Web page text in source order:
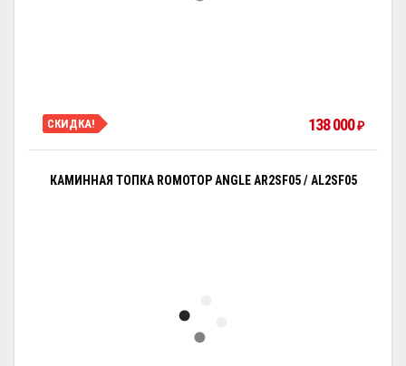
СКИДКА! 138 000 ₽
КАМИННАЯ ТОПКА ROMOTOP ANGLE AR2SF05 / AL2SF05